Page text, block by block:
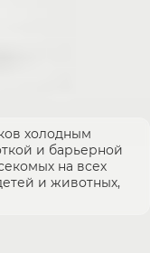
холодным
и барьерной
на всех
и животных,